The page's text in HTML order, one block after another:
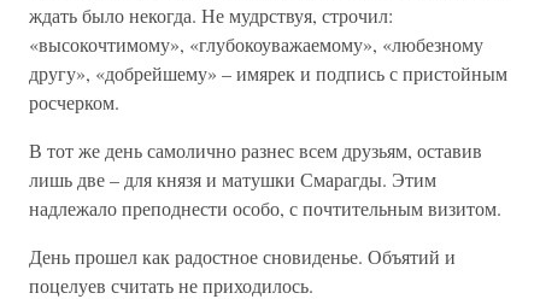
ждать было некогда. Не мудрствуя, строчил:
«высокочтимому», «глубокоуважаемому», «любезному
другу», «добрейшему» – имярек и подпись с пристойным
росчерком.
В тот же день самолично разнес всем друзьям, оставив
лишь две – для князя и матушки Смарагды. Этим
надлежало преподнести особо, с почтительным визитом.
День прошел как радостное сновиденье. Объятий и
поцелуев считать не приходилось.